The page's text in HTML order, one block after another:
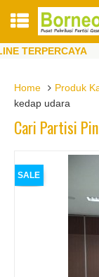
Home
Produk
kedap udara
Cari Partisi
SALE